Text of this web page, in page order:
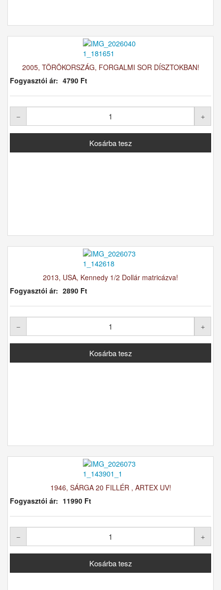
2005, TÖRÖKORSZÁG, FORGALMI SOR DÍSZTOKBAN!
Fogyasztói ár: 4790 Ft
2013, USA, Kennedy 1/2 Dollár matricázva!
Fogyasztói ár: 2890 Ft
1946, SÁRGA 20 FILLÉR , ARTEX UV!
Fogyasztói ár: 11990 Ft